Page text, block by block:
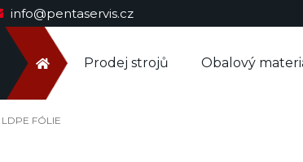
info@pentaservis.cz
Prodej strojů Obalový
LDPE FÓLIE